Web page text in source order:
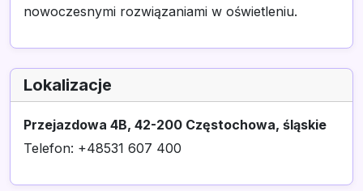
nowoczesnymi rozwiązaniami w oświetleniu.
Lokalizacje
Przejazdowa 4B, 42-200 Częstochowa, śląskie
Telefon: +48531 607 400